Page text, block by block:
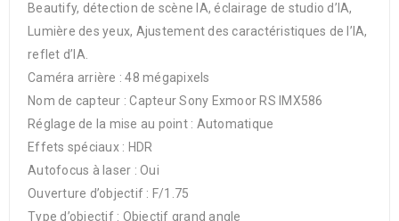
Beautify, détection de scène IA, éclairage de studio d’IA,
Lumière des yeux, Ajustement des caractéristiques de l’IA,
reflet d’IA.
Caméra arrière : 48 mégapixels
Nom de capteur : Capteur Sony Exmoor RS IMX586
Réglage de la mise au point : Automatique
Effets spéciaux : HDR
Autofocus à laser : Oui
Ouverture d’objectif : F/1.75
Type d’objectif : Objectif grand angle